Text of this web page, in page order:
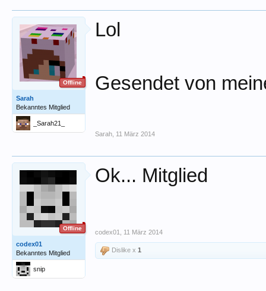
Offline
Sarah
Bekanntes Mitglied
_Sarah21_
Lol
Gesendet von
Sarah 11 März 2014
Offline
codex01
Bekanntes Mitglied
snip
Ok... Mitglied
codex01 11 März 2014
Dislike x 1